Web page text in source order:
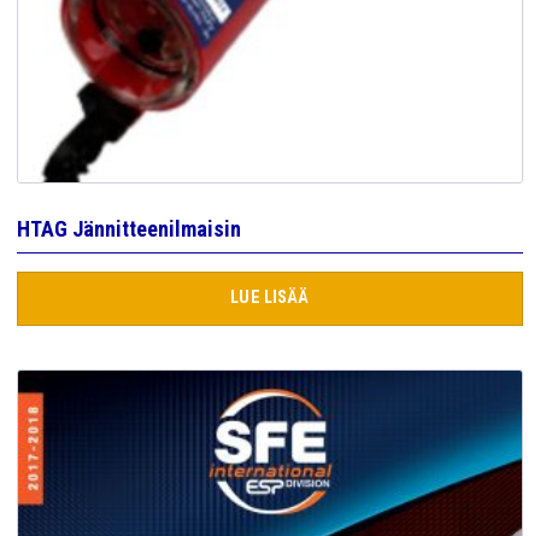
HTAG Jännitteenilmaisin
LUE LISÄÄ